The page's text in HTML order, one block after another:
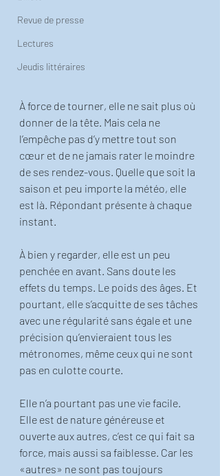
Revue de presse
Lectures
Jeudis littéraires
À force de tourner, elle ne sait plus où
donner de la tête. Mais cela ne
l’empêche pas d’y mettre tout son
cœur et de ne jamais rater le moindre
de ses rendez-vous. Quelle que soit la
saison et peu importe la météo, elle
est là. Répondant présente à chaque
instant.
À bien y regarder, elle est un peu
penchée en avant. Sans doute les
effets du temps. Le poids des âges. Et
pourtant, elle s’acquitte de ses tâches
avec une régularité sans égale et une
précision qu’envieraient tous les
métronomes, même ceux qui ne sont
pas en culotte courte.
Elle n’a pourtant pas une vie facile.
Elle est de nature généreuse et
ouverte aux autres, c’est ce qui fait sa
force, mais aussi sa faiblesse. Car les
«autres» ne sont pas toujours